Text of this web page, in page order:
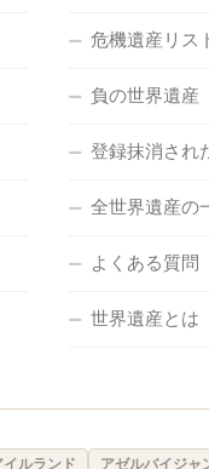
危機遺産リス
負の世界遺産
登録抹消され
全世界遺産の
よくある質問
世界遺産とは
イルランド アゼルバイジャ